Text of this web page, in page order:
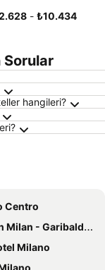
- ‎₺10.434
Sorular
hangileri?
Centro
- Garibaldi Station by IHG
Milano